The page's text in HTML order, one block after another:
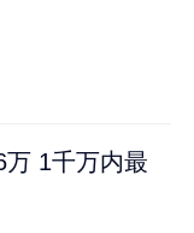
1千万内最